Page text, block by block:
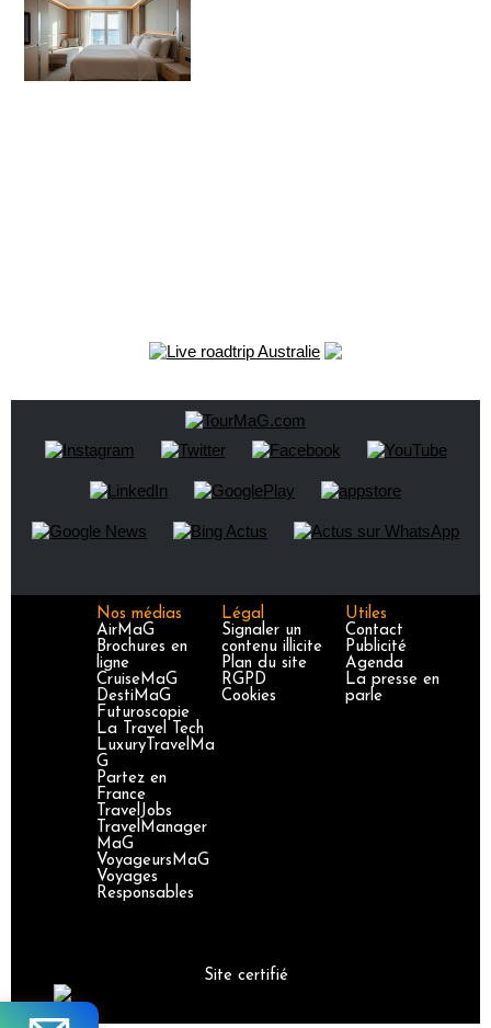
Nos médias
AirMaG
Brochures en
ligne
CruiseMaG
DestiMaG
Futuroscopie
La Travel Tech
LuxuryTravelMa
G
Partez en
France
TravelJobs
TravelManager
MaG
VoyageursMaG
Voyages
Responsables
Légal
Signaler un
contenu illicite
Plan du site
RGPD
Cookies
Utiles
Contact
Publicité
Agenda
La presse en
parle
Site certifié